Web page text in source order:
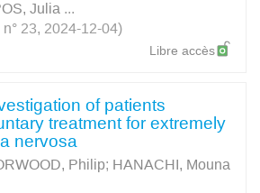
Julia ...
23, 2024-12-04)
Libre accès
of patients
treatment for extremely
nervosa
Philip; HANACHI, Mouna